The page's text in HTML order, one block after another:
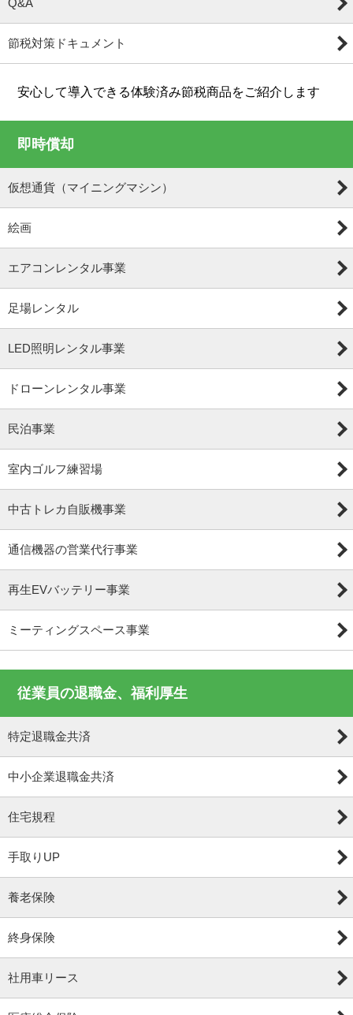
Q&A
節税対策ドキュメント
安心して導入できる体験済み節税商品をご紹介します
即時償却
仮想通貨（マイニングマシン）
絵画
エアコンレンタル事業
足場レンタル
LED照明レンタル事業
ドローンレンタル事業
民泊事業
室内ゴルフ練習場
中古トレカ自販機事業
通信機器の営業代行事業
再生EVバッテリー事業
ミーティングスペース事業
従業員の退職金、福利厚生
特定退職金共済
中小企業退職金共済
住宅規程
手取りUP
養老保険
終身保険
社用車リース